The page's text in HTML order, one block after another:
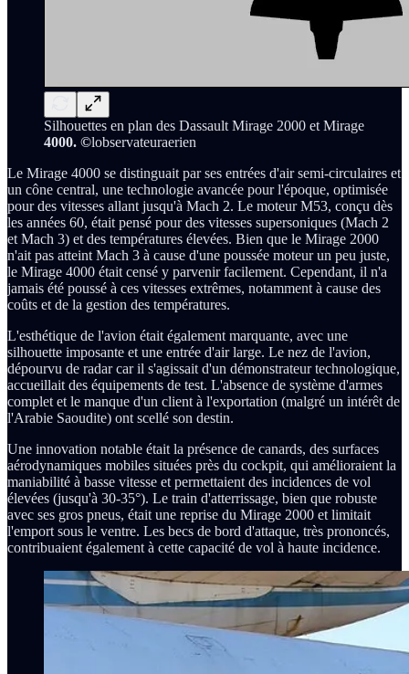
Silhouettes en plan des Dassault Mirage 2000 et Mirage
4000. ©lobservateuraerien
Le Mirage 4000 se distinguait par ses entrées d'air semi-circulaires et
un cône central, une technologie avancée pour l'époque, optimisée
pour des vitesses allant jusqu'à Mach 2. Le moteur M53, conçu dès
les années 60, était pensé pour des vitesses supersoniques (Mach 2
et Mach 3) et des températures élevées. Bien que le Mirage 2000
n'ait pas atteint Mach 3 à cause d'une poussée moteur un peu juste,
le Mirage 4000 était censé y parvenir facilement. Cependant, il n'a
jamais été poussé à ces vitesses extrêmes, notamment à cause des
coûts et de la gestion des températures.
L'esthétique de l'avion était également marquante, avec une
silhouette imposante et une entrée d'air large. Le nez de l'avion,
dépourvu de radar car il s'agissait d'un démonstrateur technologique,
accueillait des équipements de test. L'absence de système d'armes
complet et le manque d'un client à l'exportation (malgré un intérêt de
l'Arabie Saoudite) ont scellé son destin.
Une innovation notable était la présence de canards, des surfaces
aérodynamiques mobiles situées près du cockpit, qui amélioraient la
maniabilité à basse vitesse et permettaient des incidences de vol
élevées (jusqu'à 30-35°). Le train d'atterrissage, bien que robuste
avec ses gros pneus, était une reprise du Mirage 2000 et limitait
l'emport sous le ventre. Les becs de bord d'attaque, très prononcés,
contribuaient également à cette capacité de vol à haute incidence.